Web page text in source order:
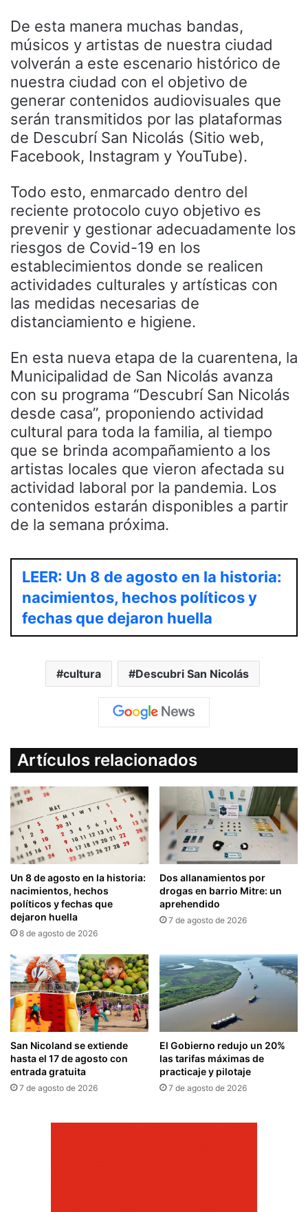
De esta manera muchas bandas,
músicos y artistas de nuestra ciudad
volverán a este escenario histórico de
nuestra ciudad con el objetivo de
generar contenidos audiovisuales que
serán transmitidos por las plataformas
de Descubrí San Nicolás (Sitio web,
Facebook, Instagram y YouTube).
Todo esto, enmarcado dentro del
reciente protocolo cuyo objetivo es
prevenir y gestionar adecuadamente los
riesgos de Covid-19 en los
establecimientos donde se realicen
actividades culturales y artísticas con
las medidas necesarias de
distanciamiento e higiene.
En esta nueva etapa de la cuarentena, la
Municipalidad de San Nicolás avanza
con su programa “Descubrí San Nicolás
desde casa”, proponiendo actividad
cultural para toda la familia, al tiempo
que se brinda acompañamiento a los
artistas locales que vieron afectada su
actividad laboral por la pandemia. Los
contenidos estarán disponibles a partir
de la semana próxima.
LEER: Un 8 de agosto en la historia:
nacimientos, hechos políticos y
fechas que dejaron huella
cultura Descubri San Nicolás
Artículos relacionados
Un 8 de agosto en la historia:
nacimientos, hechos
políticos y fechas que
dejaron huella
8 de agosto de 2026
Dos allanamientos por
drogas en barrio Mitre: un
aprehendido
7 de agosto de 2026
San Nicoland se extiende
hasta el 17 de agosto con
entrada gratuita
7 de agosto de 2026
El Gobierno redujo un 20%
las tarifas máximas de
practicaje y pilotaje
7 de agosto de 2026